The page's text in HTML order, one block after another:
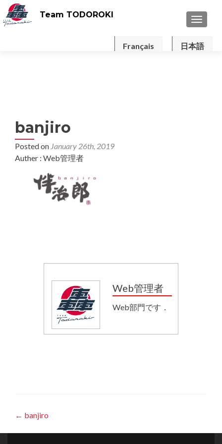
Team TODOROKI
日本語
Français
banjiro
Posted on January 26th, 2019
Auther : Web管理者
Web管理者
Web部門です．
Post
navigation
← banjiro